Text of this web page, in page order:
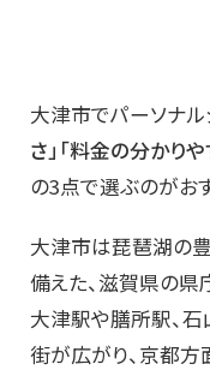
大津市でパーソナ
さ」「料金の分かり
の3点で選ぶのがお
大津市は琵琶湖の
備えた、滋賀県の県
大津駅や膳所駅、
街が広がり、京都方